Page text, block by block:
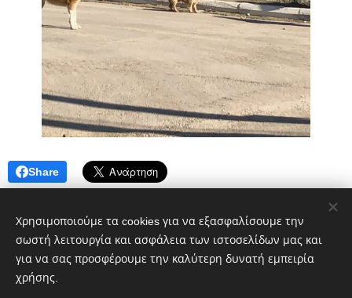
Share
Χρησιμοποιούμε τα cookies για να εξασφαλίσουμε την
σωστή λειτουργία και ασφάλεια των ιστοσελίδων μας και
για να σας προσφέρουμε την καλύτερη δυνατή εμπειρία
χρήσης.